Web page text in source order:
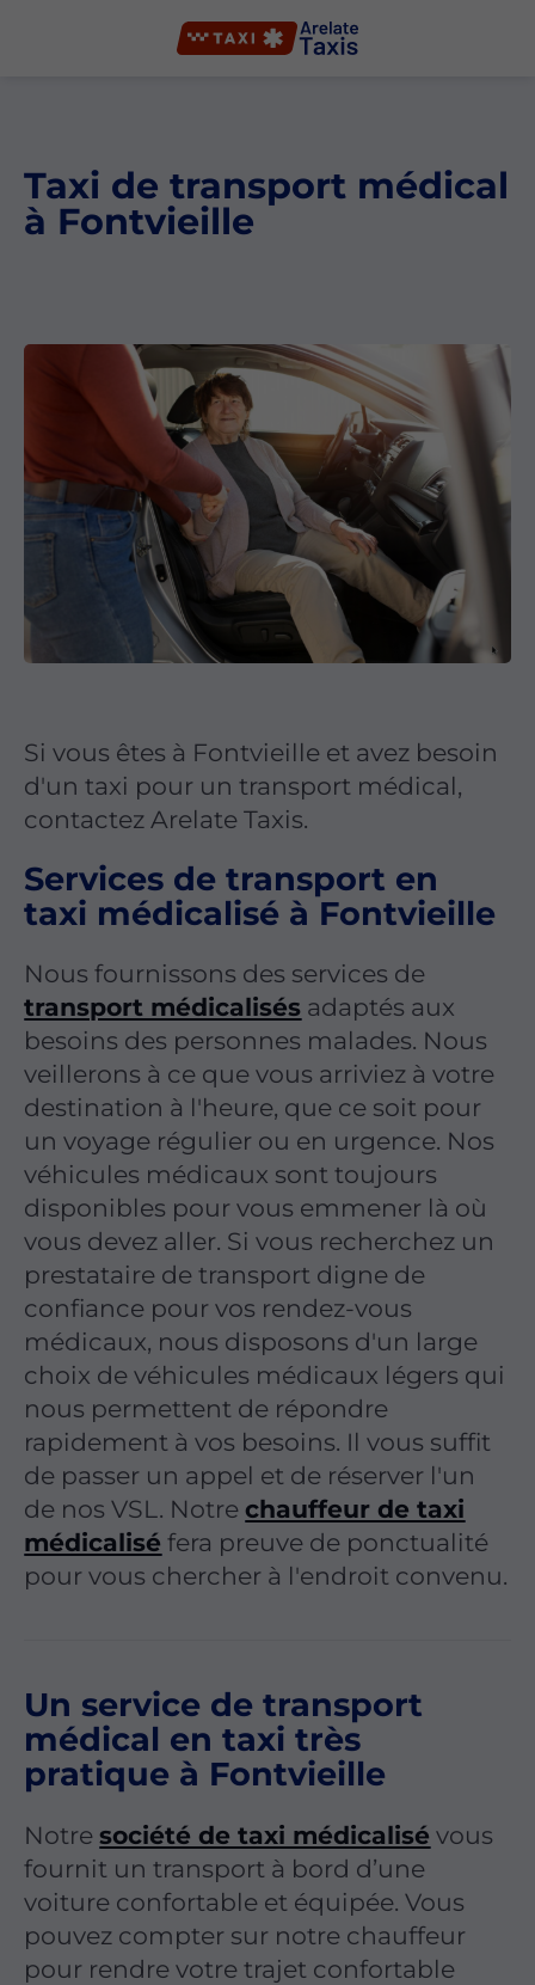
Taxi de transport médical
à Fontvieille
Si vous êtes à Fontvieille et avez besoin
d'un taxi pour un transport médical,
contactez Arelate Taxis.
Services de transport en
taxi médicalisé à Fontvieille
Nous fournissons des services de
transport médicalisés adaptés aux
besoins des personnes malades. Nous
veillerons à ce que vous arriviez à votre
destination à l'heure, que ce soit pour
un voyage régulier ou en urgence. Nos
véhicules médicaux sont toujours
disponibles pour vous emmener là où
vous devez aller. Si vous recherchez un
prestataire de transport digne de
confiance pour vos rendez-vous
médicaux, nous disposons d'un large
choix de véhicules médicaux légers qui
nous permettent de répondre
rapidement à vos besoins. Il vous suffit
de passer un appel et de réserver l'un
de nos VSL. Notrechauffeur de taxi
médicalisé fera preuve de ponctualité
pour vous chercher à l'endroit convenu.
Un service de transport
médical en taxi très
pratique à Fontvieille
Notresociété de taxi médicalisé vous
fournit un transport à bord d’une
voiture confortable et équipée. Vous
pouvez compter sur notre chauffeur
pour rendre votre trajet confortable